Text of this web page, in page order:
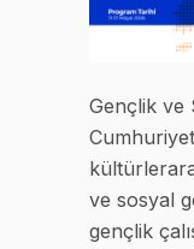
Gençlik ve
ve sosyal
gençlik